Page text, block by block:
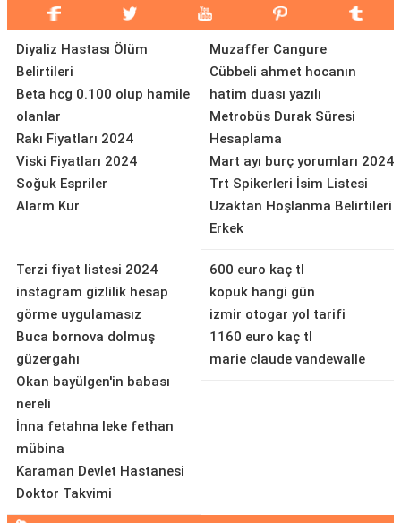
Diyaliz Hastası Ölüm
Belirtileri
Beta hcg 0.100 olup hamile
olanlar
Rakı Fiyatları 2024
Viski Fiyatları 2024
Soğuk Espriler
Alarm Kur
Muzaffer Cangure
Cübbeli ahmet hocanın
hatim duası yazılı
Metrobüs Durak Süresi
Hesaplama
Mart ayı burç yorumları 2024
Trt Spikerleri İsim Listesi
Uzaktan Hoşlanma Belirtileri
Erkek
Terzi fiyat listesi 2024
instagram gizlilik hesap
görme uygulamasız
Buca bornova dolmuş
güzergahı
Okan bayülgen'in babası
nereli
İnna fetahna leke fethan
mübina
Karaman Devlet Hastanesi
Doktor Takvimi
600 euro kaç tl
kopuk hangi gün
izmir otogar yol tarifi
1160 euro kaç tl
marie claude vandewalle